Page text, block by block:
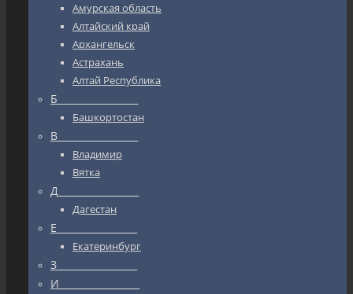
Амурская область
Алтайский край
Архангельск
Астрахань
Алтай Республика
Б_________________
Башкортостан
В_________________
Владимир
Вятка
Д_________________
Дагестан
Е_________________
Екатеринбург
З_________________
И_________________